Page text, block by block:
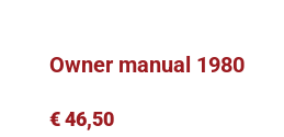
Owner manual 1980
€46,50